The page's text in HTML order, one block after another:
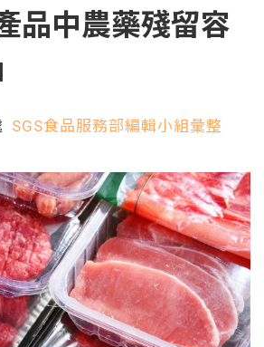
品中農藥殘留容
SGS食品服務部編輯小組彙整